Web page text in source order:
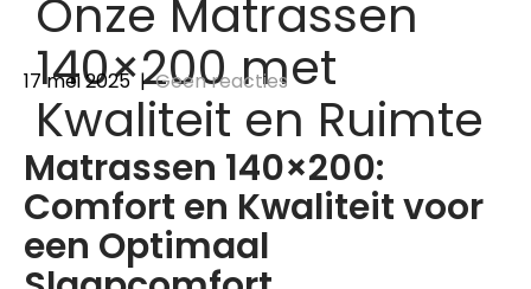
Onze Matrassen
140×200 met
Kwaliteit en Ruimte
17 mei 2025|Geen reacties
Matrassen 140×200:
Comfort en Kwaliteit voor
een Optimaal